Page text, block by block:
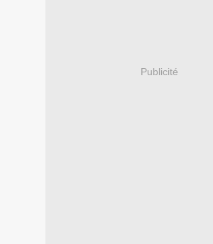
Publicité